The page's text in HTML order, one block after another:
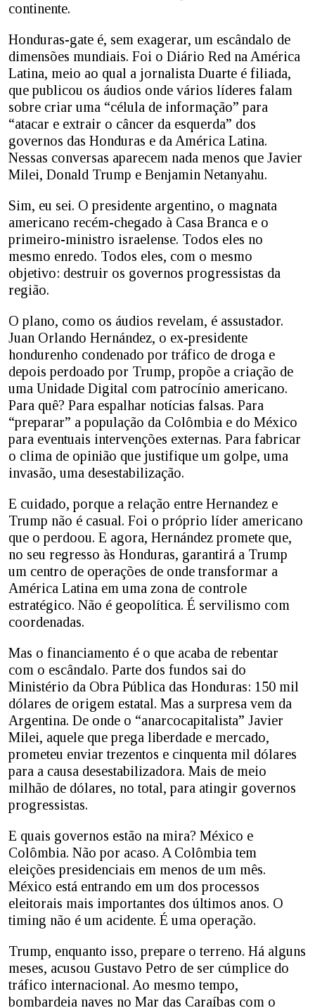
continente.
Honduras-gate é, sem exagerar, um escândalo de
dimensões mundiais. Foi o Diário Red na América
Latina, meio ao qual a jornalista Duarte é filiada,
que publicou os áudios onde vários líderes falam
sobre criar uma “célula de informação” para
“atacar e extrair o câncer da esquerda” dos
governos das Honduras e da América Latina.
Nessas conversas aparecem nada menos que Javier
Milei, Donald Trump e Benjamin Netanyahu.
Sim, eu sei. O presidente argentino, o magnata
americano recém-chegado à Casa Branca e o
primeiro-ministro israelense. Todos eles no
mesmo enredo. Todos eles, com o mesmo
objetivo: destruir os governos progressistas da
região.
O plano, como os áudios revelam, é assustador.
Juan Orlando Hernández, o ex-presidente
hondurenho condenado por tráfico de droga e
depois perdoado por Trump, propõe a criação de
uma Unidade Digital com patrocínio americano.
Para quê? Para espalhar notícias falsas. Para
“preparar” a população da Colômbia e do México
para eventuais intervenções externas. Para fabricar
o clima de opinião que justifique um golpe, uma
invasão, uma desestabilização.
E cuidado, porque a relação entre Hernandez e
Trump não é casual. Foi o próprio líder americano
que o perdoou. E agora, Hernández promete que,
no seu regresso às Honduras, garantirá a Trump
um centro de operações de onde transformar a
América Latina em uma zona de controle
estratégico. Não é geopolítica. É servilismo com
coordenadas.
Mas o financiamento é o que acaba de rebentar
com o escândalo. Parte dos fundos sai do
Ministério da Obra Pública das Honduras: 150 mil
dólares de origem estatal. Mas a surpresa vem da
Argentina. De onde o “anarcocapitalista” Javier
Milei, aquele que prega liberdade e mercado,
prometeu enviar trezentos e cinquenta mil dólares
para a causa desestabilizadora. Mais de meio
milhão de dólares, no total, para atingir governos
progressistas.
E quais governos estão na mira? México e
Colômbia. Não por acaso. A Colômbia tem
eleições presidenciais em menos de um mês.
México está entrando em um dos processos
eleitorais mais importantes dos últimos anos. O
timing não é um acidente. É uma operação.
Trump, enquanto isso, prepare o terreno. Há alguns
meses, acusou Gustavo Petro de ser cúmplice do
tráfico internacional. Ao mesmo tempo,
bombardeia naves no Mar das Caraíbas com o